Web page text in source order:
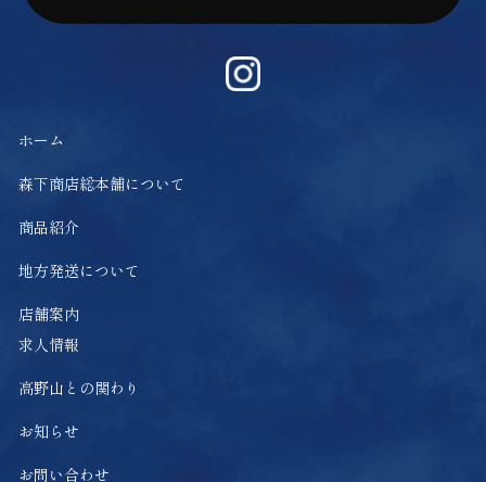
ホーム
森下商店総本舗について
商品紹介
地方発送について
店舗案内
求人情報
高野山との関わり
お知らせ
お問い合わせ